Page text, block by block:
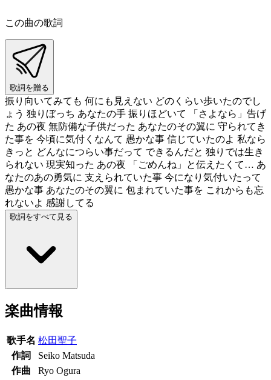
この曲の歌詞
歌詞を贈る
振り向いてみても 何にも見えない どのくらい歩いたのでし
ょう 独りぼっち あなたの手 振りほどいて 「さよなら」告げ
た あの夜 無防備な子供だった あなたのその翼に 守られてき
た事を 今頃に気付くなんて 愚かな事 信じていたのよ 私なら
きっと どんなにつらい事だって できるんだと 独りでは生き
られない 現実知った あの夜 「ごめんね」と伝えたくて… あ
なたのあの勇気に 支えられていた事 今になり気付いたって
愚かな事 あなたのその翼に 包まれていた事を これからも忘
れないよ 感謝してる
歌詞をすべて見る
楽曲情報
歌手名 松田聖子
作詞
Seiko Matsuda
作曲
Ryo Ogura